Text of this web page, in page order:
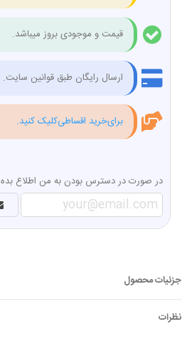
قیمت و موجودی بروز میباشد.
ارسال رایگان طبق قوانین سایت.
برای‌خرید اقساطی‌کلیک کنید.
در صورت در دسترس بودن به من اطلاع بده
جزئیات محصول
نظرات